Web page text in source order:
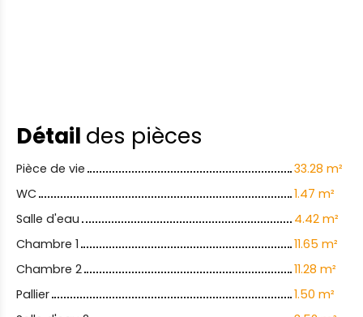
Détail des pièces
Pièce de vie
33.28 m²
WC
1.47 m²
Salle d'eau
4.42 m²
Chambre 1
11.65 m²
Chambre 2
11.28 m²
Pallier
1.50 m²